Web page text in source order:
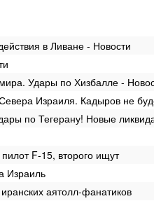
в Ливане - Новости
Удары по Хизбалле -
Израиля. Кадыров не
по Тегерану! Новые
F-15, второго ищут
Израиль
аятолл-фанатиков